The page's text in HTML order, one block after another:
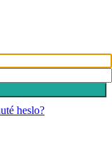
heslo?